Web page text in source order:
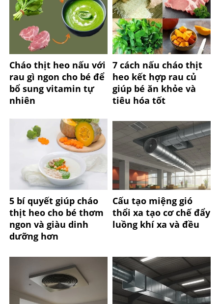
Cháo thịt heo nấu với
rau gì ngon cho bé để
bổ sung vitamin tự
nhiên
7 cách nấu cháo thịt
heo kết hợp rau củ
giúp bé ăn khỏe và
tiêu hóa tốt
5 bí quyết giúp cháo
thịt heo cho bé thơm
ngon và giàu dinh
dưỡng hơn
Cấu tạo miệng gió
thổi xa tạo cơ chế đẩy
luồng khí xa và đều